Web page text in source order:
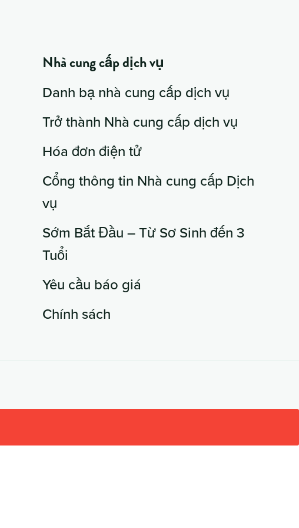
Nhà cung cấp dịch vụ
Danh bạ nhà cung cấp dịch vụ
Trở thành Nhà cung cấp dịch vụ
Hóa đơn điện tử
Cổng thông tin Nhà cung cấp Dịch
vụ
Sớm Bắt Đầu – Từ Sơ Sinh đến 3
Tuổi
Yêu cầu báo giá
Chính sách